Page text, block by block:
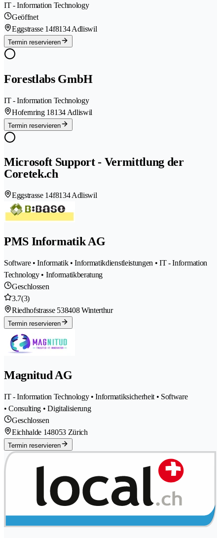
IT - Information Technology
Geöffnet
Eggstrasse 14f8134 Adliswil
Termin reservieren
Forestlabs GmbH
IT - Information Technology
Hofernring 18134 Adliswil
Termin reservieren
Microsoft Support - Vermittlung der
Coretek.ch
Eggstrasse 14f8134 Adliswil
PMS Informatik AG
Software • Informatik • Informatikdienstleistungen • IT - Information
Technology • Informatikberatung
Geschlossen
3.7(3)
Riedhofstrasse 538408 Winterthur
Termin reservieren
Magnitud AG
IT - Information Technology • Informatiksicherheit • Software
• Consulting • Digitalisierung
Geschlossen
Eichhalde 148053 Zürich
Termin reservieren